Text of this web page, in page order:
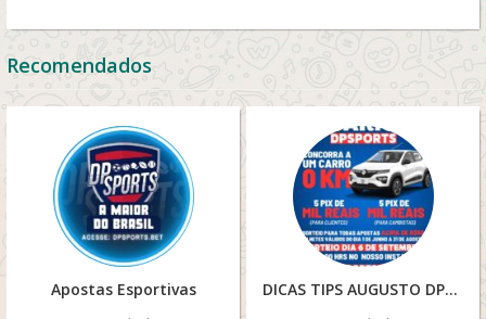
Recomendados
Apostas Esportivas
DICAS TIPS AUGUSTO DPSPORTS.BET